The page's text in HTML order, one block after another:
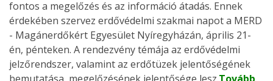
fontos a megelőzés és az információ átadás. Ennek
érdekében szervez erdővédelmi szakmai napot a MERD
- Magánerdőkért Egyesület Nyíregyházán, április 21-
én, pénteken. A rendezvény témája az erdővédelmi
jelzőrendszer, valamint az erdőtüzek jelentőségének